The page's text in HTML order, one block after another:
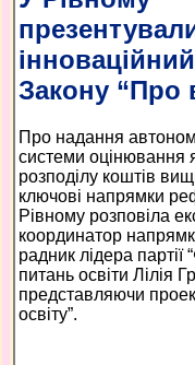
Закону “Про
Про надання
системи оцінювання
розподілу коштів
ключові напрямки
Рівному розповіла
координатор
радник лідера
питань освіти Лілія
представляючи
освіту”.